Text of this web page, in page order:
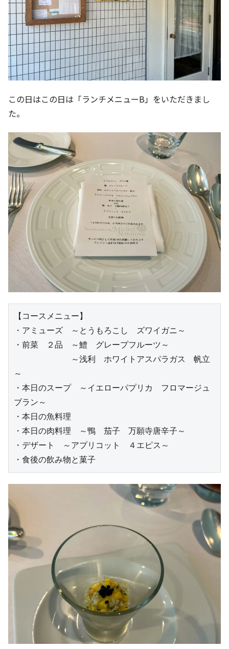
この日はこの日は「ランチメニューB」をいただきまし
た。
【コースメニュー】
・アミューズ　～とうもろこし　ズワイガニ～
・前菜　２品　～鱧　グレープフルーツ～
～浅利　ホワイトアスパラガス　帆立
～
・本日のスープ　～イエローパプリカ　フロマージュ
ブラン～
・本日の魚料理
・本日の肉料理　～鴨　茄子　万願寺唐辛子～
・デザート　～アプリコット　４エピス～
・食後の飲み物と菓子